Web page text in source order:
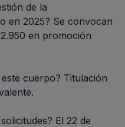
de la
en 2025? Se convocan
en promoción
cuerpo? Titulación
El 22 de